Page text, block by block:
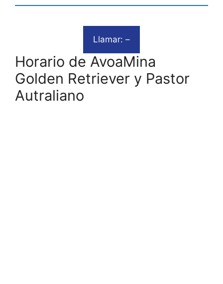
Llamar: –
Horario de AvoaMina
Golden Retriever y Pastor
Autraliano